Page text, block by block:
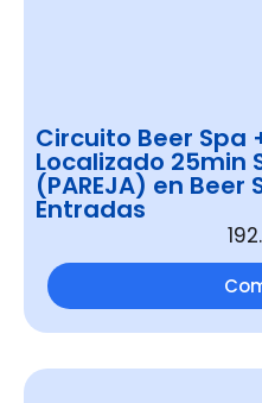
Circuito Beer Spa
Localizado 25min
(PAREJA) en Beer
Entradas